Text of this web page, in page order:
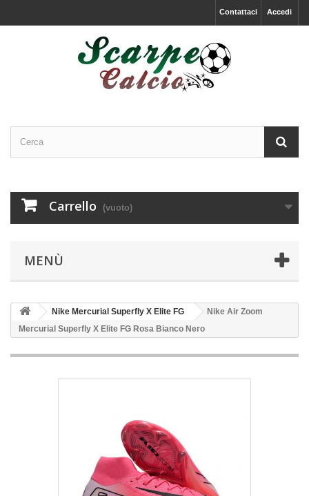
Accedi
Contattaci
Carrello (vuoto)
MENÙ
Nike Mercurial Superfly X Elite FG
Nike Air Zoom
Mercurial Superfly X Elite FG Rosa Bianco Nero